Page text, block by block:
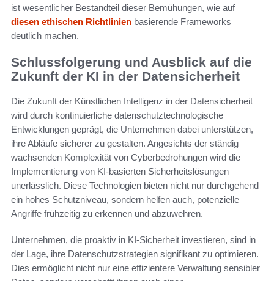
ist wesentlicher Bestandteil dieser Bemühungen, wie auf
diesen ethischen Richtlinien basierende Frameworks
deutlich machen.
Schlussfolgerung und Ausblick auf die
Zukunft der KI in der Datensicherheit
Die Zukunft der Künstlichen Intelligenz in der Datensicherheit
wird durch kontinuierliche datenschutztechnologische
Entwicklungen geprägt, die Unternehmen dabei unterstützen,
ihre Abläufe sicherer zu gestalten. Angesichts der ständig
wachsenden Komplexität von Cyberbedrohungen wird die
Implementierung von KI-basierten Sicherheitslösungen
unerlässlich. Diese Technologien bieten nicht nur durchgehend
ein hohes Schutzniveau, sondern helfen auch, potenzielle
Angriffe frühzeitig zu erkennen und abzuwehren.
Unternehmen, die proaktiv in KI-Sicherheit investieren, sind in
der Lage, ihre Datenschutzstrategien signifikant zu optimieren.
Dies ermöglicht nicht nur eine effizientere Verwaltung sensibler